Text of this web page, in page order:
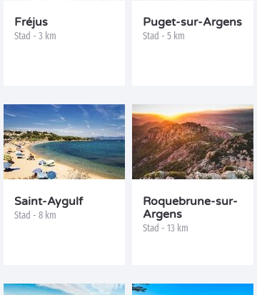
Fréjus
Stad - 3 km
Puget-sur-Argens
Stad - 5 km
Saint-Aygulf
Stad - 8 km
Roquebrune-sur-
Argens
Stad - 13 km